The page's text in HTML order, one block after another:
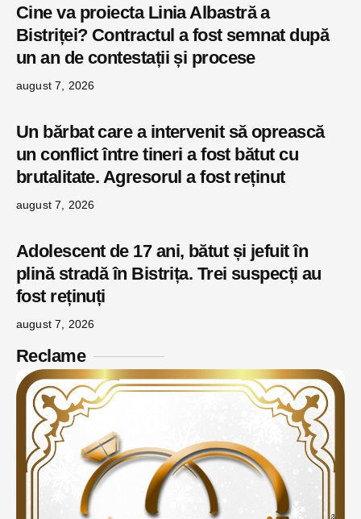
Cine va proiecta Linia Albastră a
Bistriței? Contractul a fost semnat după
un an de contestații și procese
august 7, 2026
Un bărbat care a intervenit să oprească
un conflict între tineri a fost bătut cu
brutalitate. Agresorul a fost reținut
august 7, 2026
Adolescent de 17 ani, bătut și jefuit în
plină stradă în Bistrița. Trei suspecți au
fost reținuți
august 7, 2026
Reclame